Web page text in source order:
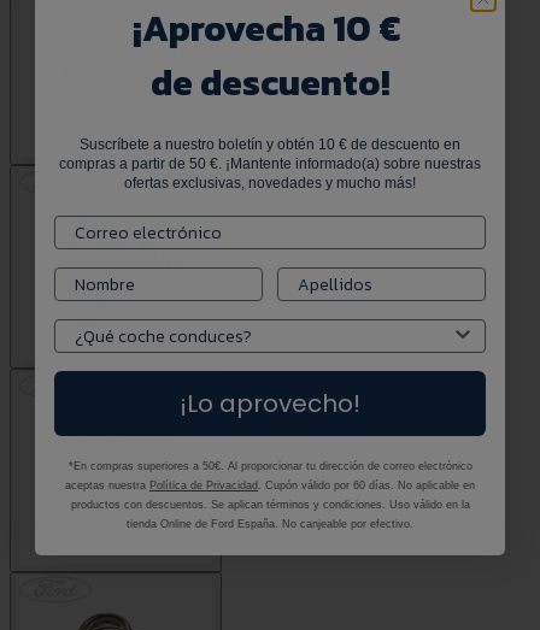
¡Aprovecha 10 €
de descuento!
Suscríbete a nuestro boletín y obtén 10 € de descuento en
compras a partir de 50 €. ¡Mantente informado(a) sobre nuestras
ofertas exclusivas, novedades y mucho más!
¡Lo aprovecho!
*En compras superiores a 50€. Al proporcionar tu dirección de correo electrónico
aceptas nuestra Política de Privacidad . Cupón válido por 60 días. No aplicable en
productos con descuentos. Se aplican términos y condiciones. Uso válido en la
tienda Online de Ford España. No canjeable por efectivo.